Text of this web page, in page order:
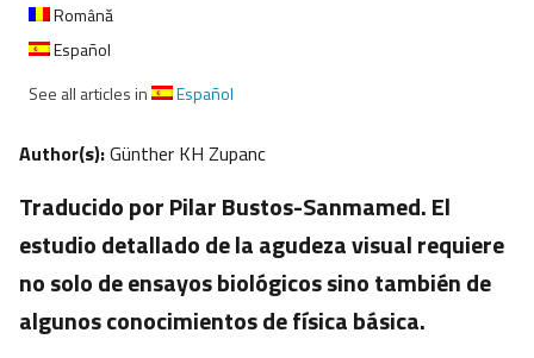
Română
Español
See all articles in
Español
Author(s):Günther KH Zupanc
Traducido por Pilar Bustos-Sanmamed. El
estudio detallado de la agudeza visual requiere
no solo de ensayos biológicos sino también de
algunos conocimientos de física básica.